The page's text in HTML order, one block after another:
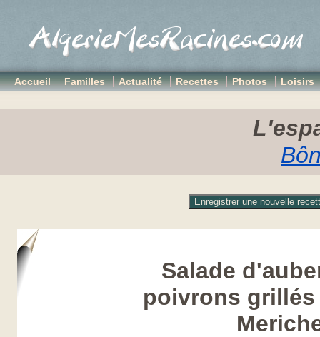
Accueil Familles Actualité Recettes Photos Loisirs
Salade
poivrons